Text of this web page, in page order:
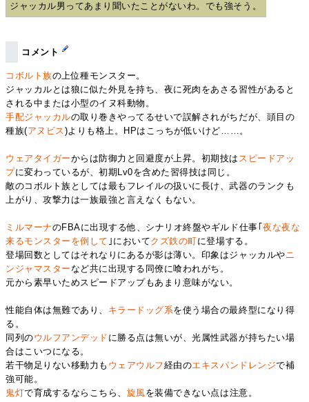
ジャッカル男ってあまり聞いたことがないわ。でも強そう。
コメント
コボルト族の上位種モンスター。
ジャッカルとは狼に似た外見を持ち、夜に死肉をあさる習性があると
される中または小型のイヌ科動物。
手配ジャッカルの取り巻きやってるせいで誤解されがちだが、頭目の
種族(アヌビス )よりも格上。HPはこっちが低いけど……。
ウェアタイガーからは防御力と回避度が上昇。初期技は スピードアッ
プに変わっているが、初期Lv0を含めた習得技は同じ。
敵のコボルト族としては最もフレイルの扱いに長け、武器のランクも
上がり、攻撃力は一族最強と言えなくもない。
ミルマーナのFBAに出現する他、シナリオ終盤やギルド仕事｢夜な夜な
来るモンスターを倒して ｣においてクズ鉄の町に登場する。
登場回数としてはそれなりにあるが影は薄い。印象はジャッカルや ニ
ンジャマスターなど共に出現する同僚に喰われがち。
元から素早いためスピードアップもあまり意味がない。
性能自体は無難であり、 キラードッグ系を使う場合の最終型になり得
る。
同列のウルフアンデッド に勝る点は無いが、光属性武器が持ちたい場
合はこいつになる。
若干物足りない移動力も ウェアウルフ経由のエキスパンドレンジで補
強可能。
鬼灯で育成するならこちら、 旋風を装備できない点は注意。